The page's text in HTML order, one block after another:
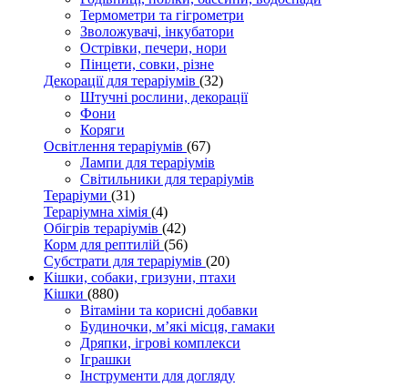
Термометри та гігрометри
Зволожувачі, інкубатори
Острівки, печери, нори
Пінцети, совки, різне
Декорації для тераріумів (32)
Штучні рослини, декорації
Фони
Коряги
Освітлення тераріумів (67)
Лампи для тераріумів
Світильники для тераріумів
Тераріуми (31)
Тераріумна хімія (4)
Обігрів тераріумів (42)
Корм для рептилій (56)
Субстрати для тераріумів (20)
Кішки, собаки, гризуни, птахи
Кішки (880)
Вітаміни та корисні добавки
Будиночки, м’які місця, гамаки
Дряпки, ігрові комплекси
Іграшки
Інструменти для догляду